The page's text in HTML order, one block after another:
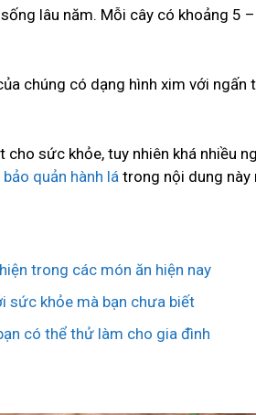
lâu năm. Mỗi cây có khoảng 5
chúng có dạng hình xim với ngấn
sức khỏe, tuy nhiên khá nhiều
bảo quản hành lá trong nội dung này
trong các món ăn hiện nay
sức khỏe mà bạn chưa biết
có thể thử làm cho gia đình